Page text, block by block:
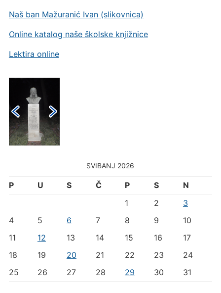
Naš ban Mažuranić Ivan (slikovnica)
Online katalog naše školske knjižnice
Lektira online
SVIBANJ 2026
P U S Č P S
N
1
2
3
4
5 6 7 8 9
10
11
12 13 14 15 16
17
18
19 20 21 22 23
24
25
26 27 28 29 30 31